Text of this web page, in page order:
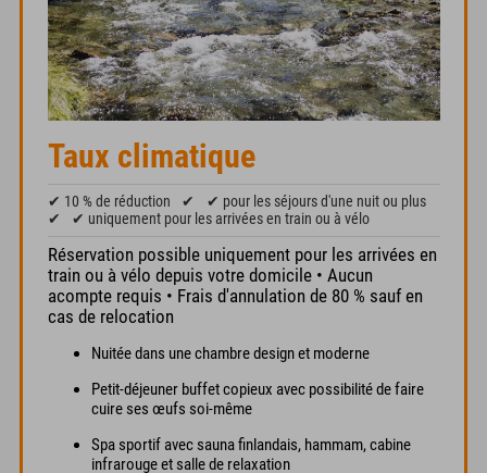
Taux climatique
✔ 10 % de réduction ✔
✔ pour les séjours d'une nuit ou plus
✔
✔ uniquement pour les arrivées en train ou à vélo
Réservation possible uniquement pour les arrivées en
train ou à vélo depuis votre domicile • Aucun
acompte requis • Frais d'annulation de 80 % sauf en
cas de relocation
Nuitée dans une chambre design et moderne
Petit-déjeuner buffet copieux avec possibilité de faire
cuire ses œufs soi-même
Spa sportif avec sauna finlandais, hammam, cabine
infrarouge et salle de relaxation